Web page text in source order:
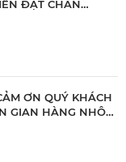
ĐẠT CHÂN
ĐỒNG HÀNH BỨT
ƠN QUÝ KHÁCH
GIAN HÀNG NHÔM